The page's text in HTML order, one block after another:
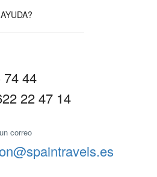
74 44
22 47 14
correo